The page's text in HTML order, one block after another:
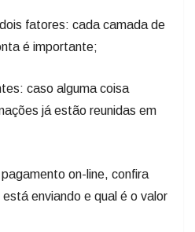
fatores: cada camada de
é importante;
caso alguma coisa
já estão reunidas em
on-line, confira
enviando e qual é o valor